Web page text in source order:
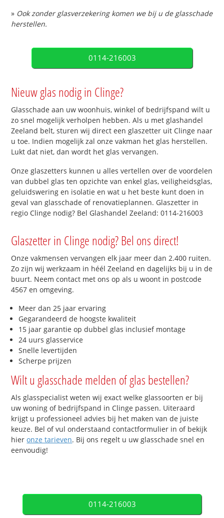
» Ook zonder glasverzekering komen we bij u de glasschade
herstellen.
0114-216003
Nieuw glas nodig in Clinge?
Glasschade aan uw woonhuis, winkel of bedrijfspand wilt u
zo snel mogelijk verholpen hebben. Als u met glashandel
Zeeland belt, sturen wij direct een glaszetter uit Clinge naar
u toe. Indien mogelijk zal onze vakman het glas herstellen.
Lukt dat niet, dan wordt het glas vervangen.
Onze glaszetters kunnen u alles vertellen over de voordelen
van dubbel glas ten opzichte van enkel glas, veiligheidsglas,
geluidswering en isolatie en wat u het beste kunt doen in
geval van glasschade of renovatieplannen. Glaszetter in
regio Clinge nodig? Bel Glashandel Zeeland: 0114-216003
Glaszetter in Clinge nodig? Bel ons direct!
Onze vakmensen vervangen elk jaar meer dan 2.400 ruiten.
Zo zijn wij werkzaam in héél Zeeland en dagelijks bij u in de
buurt. Neem contact met ons op als u woont in postcode
4567 en omgeving.
Meer dan 25 jaar ervaring
Gegarandeerd de hoogste kwaliteit
15 jaar garantie op dubbel glas inclusief montage
24 uurs glasservice
Snelle levertijden
Scherpe prijzen
Wilt u glasschade melden of glas bestellen?
Als glasspecialist weten wij exact welke glassoorten er bij
uw woning of bedrijfspand in Clinge passen. Uiteraard
krijgt u professioneel advies bij het maken van de juiste
keuze. Bel of vul onderstaand contactformulier in of bekijk
hieronze tarieven. Bij ons regelt u uw glasschade snel en
eenvoudig!
0114-216003